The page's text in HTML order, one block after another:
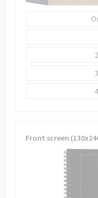
2
3
4
Front screen